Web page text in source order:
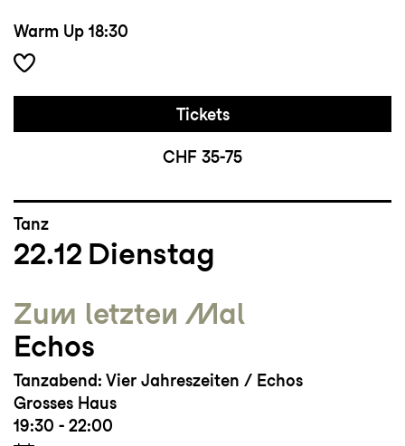
Warm Up 18:30
Tickets
CHF 35-75
Tanz
22.12 Dienstag
Zum letzten Mal
Echos
Tanzabend: Vier Jahreszeiten / Echos
Grosses Haus
19:30 - 22:00